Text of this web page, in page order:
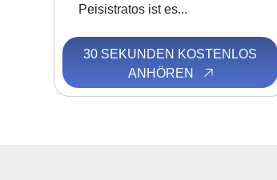
Peisistratos ist es...
30 SEKUNDEN KOSTENLOS
ANHÖREN